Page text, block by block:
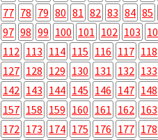
77 78 79 80 81 82 83 84 85
97 98 99 100 101 102 103
112 113 114 115 116 117 118
127 128 129 130 131 132 133
142 143 144 145 146 147 148
157 158 159 160 161 162 163
172 173 174 175 176 177 178